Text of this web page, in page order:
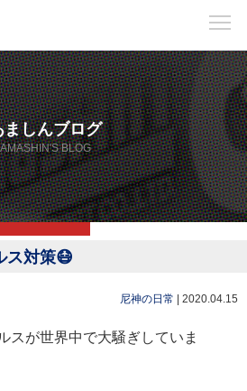
ましんブログ
AMASHIN'S BLOG
ス対策😷
尼神の日常 2020.04.15
スが世界中で大騒ぎしていま